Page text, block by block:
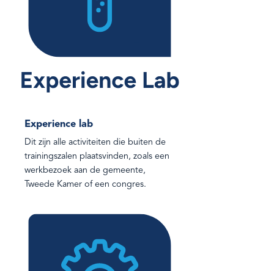
Experience lab
Dit zijn alle activiteiten die buiten de
trainingszalen plaatsvinden, zoals een
werkbezoek aan de gemeente,
Tweede Kamer of een congres.